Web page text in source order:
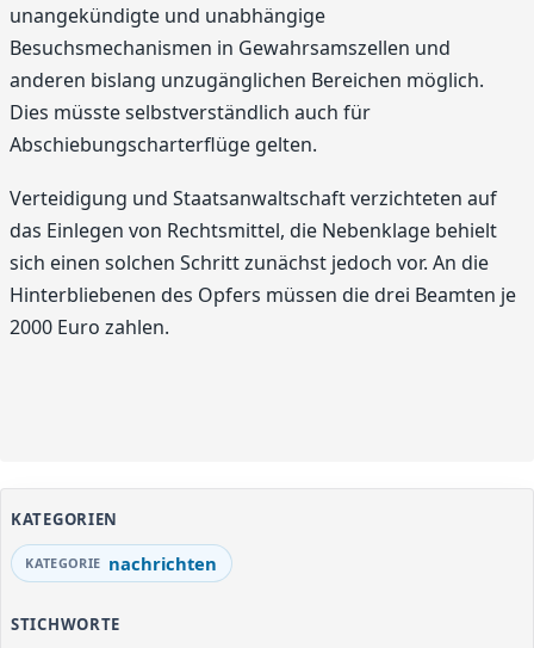
unangekündigte und unabhängige
Besuchsmechanismen in Gewahrsamszellen und
anderen bislang unzugänglichen Bereichen möglich.
Dies müsste selbstverständlich auch für
Abschiebungscharterflüge gelten.
Verteidigung und Staatsanwaltschaft verzichteten auf
das Einlegen von Rechtsmittel, die Nebenklage behielt
sich einen solchen Schritt zunächst jedoch vor. An die
Hinterbliebenen des Opfers müssen die drei Beamten je
2000 Euro zahlen.
KATEGORIEN
nachrichten
STICHWORTE